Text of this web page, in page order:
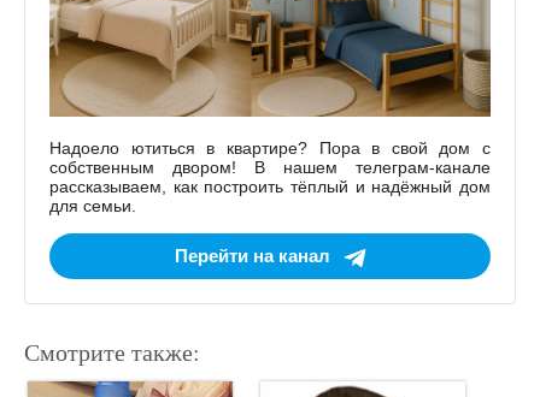
Надоело ютиться в квартире? Пора в свой дом с
собственным двором! В нашем телеграм-канале
рассказываем, как построить тёплый и надёжный дом
для семьи.
Перейти на канал
Смотрите также: